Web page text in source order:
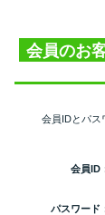
会員のお
会員IDとパス
会員ID
パスワード